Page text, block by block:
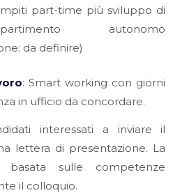
part-time più sviluppo di
autonomo
da definire)
: Smart working con giorni
in ufficio da concordare.
interessati a inviare il
lettera di presentazione. La
basata sulle competenze
il colloquio.